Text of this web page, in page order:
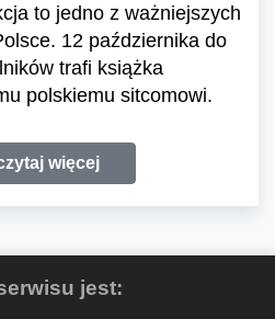
to jedno z ważniejszych
12 października do
trafi książka
polskiemu sitcomowi.
więcej
jest: